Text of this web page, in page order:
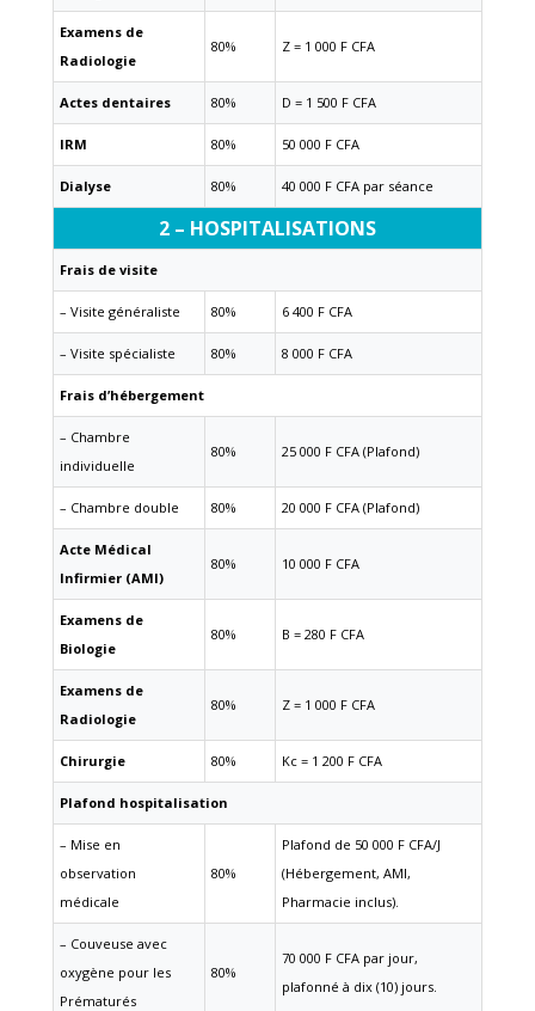
Examens de
Radiologie
80% Z = 1 000 F CFA
Actes dentaires 80% D = 1 500 F CFA
IRM 80% 50 000 F CFA
Dialyse 80% 40 000 F CFA par séance
2 – HOSPITALISATIONS
Frais de visite
– Visite généraliste 80% 6 400 F CFA
– Visite spécialiste 80% 8 000 F CFA
Frais d’hébergement
– Chambre
individuelle
80% 25 000 F CFA (Plafond)
– Chambre double 80% 20 000 F CFA (Plafond)
Acte Médical
Infirmier (AMI)
80% 10 000 F CFA
Examens de
Biologie
80% B = 280 F CFA
Examens de
Radiologie
80% Z = 1 000 F CFA
Chirurgie 80% Kc = 1 200 F CFA
Plafond hospitalisation
– Mise en
observation
médicale
80%
Plafond de 50 000 F CFA/J
(Hébergement, AMI,
Pharmacie inclus).
– Couveuse avec
oxygène pour les
Prématurés
80%
70 000 F CFA par jour,
plafonné à dix (10) jours.